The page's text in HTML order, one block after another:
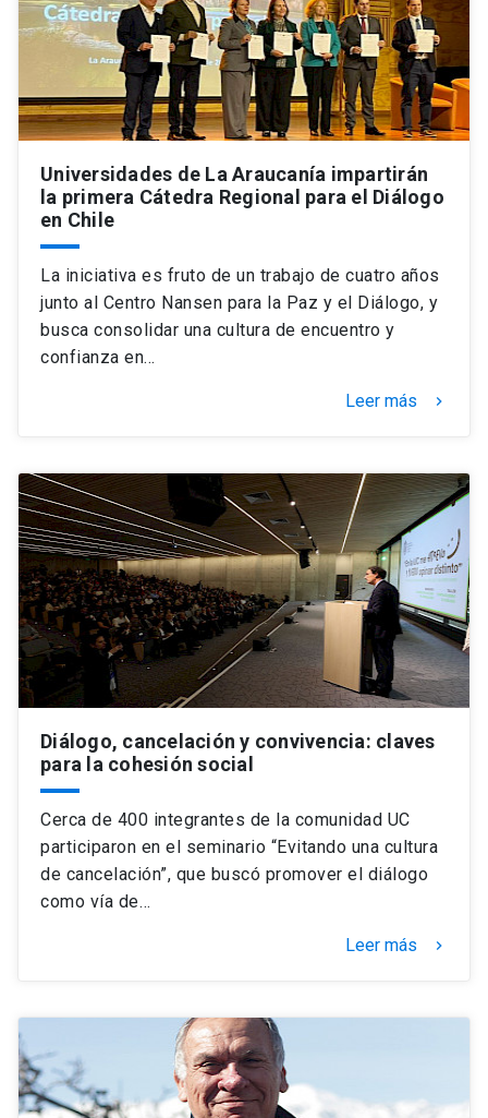
Universidades de La Araucanía impartirán
la primera Cátedra Regional para el Diálogo
en Chile
La iniciativa es fruto de un trabajo de cuatro años
junto al Centro Nansen para la Paz y el Diálogo, y
busca consolidar una cultura de encuentro y
confianza en…
Leer más keyboard_arrow_right
Diálogo, cancelación y convivencia: claves
para la cohesión social
Cerca de 400 integrantes de la comunidad UC
participaron en el seminario “Evitando una cultura
de cancelación”, que buscó promover el diálogo
como vía de…
Leer más keyboard_arrow_right